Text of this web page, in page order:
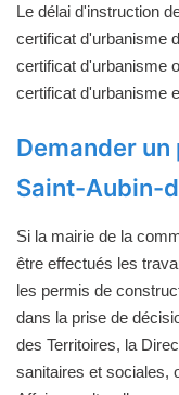
Le délai d'instruction
certificat d'urbanisme
certificat d'urbanisme
certificat d'urbanisme
Demander
Saint-Aubin-
Si la mairie de la
être effectués les
les permis de
dans la prise de
des Territoires, la
sanitaires et sociales,